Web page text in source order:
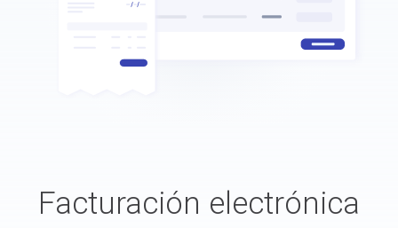
Facturación electrónica